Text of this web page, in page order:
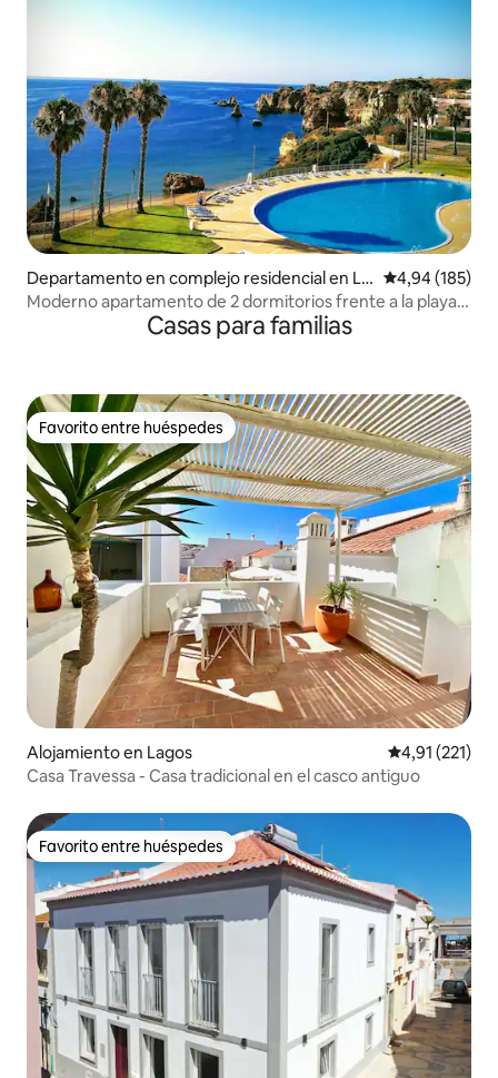
Departamento en complejo residencial en La
gos
Calificación
4,94 (185)
Moderno apartamento de 2 dormitorios frente a la playa
de Doña Ana con piscinaCasas para familias
Favorito entre huéspedes
Favorito entre huéspedes
Alojamiento en Lagos Calificación
4,91 (221)
Casa Travessa - Casa tradicional en el casco antiguo
Favorito entre huéspedes
Favorito entre huéspedes